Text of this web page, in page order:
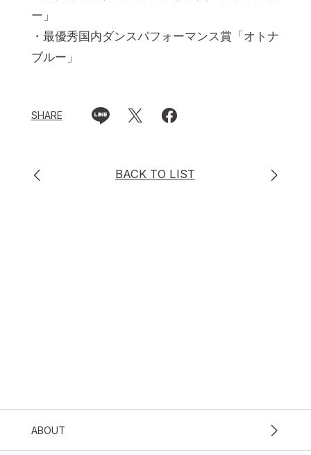
ー」
・最優秀国内ダンスパフォーマンス賞「オトナ
ブルー」
SHARE
BACK TO LIST
ABOUT